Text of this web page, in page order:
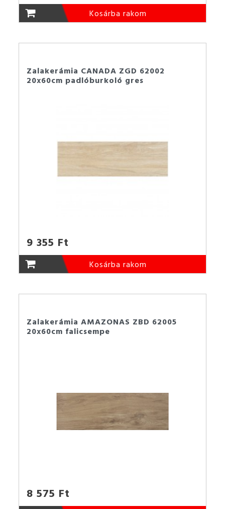
Kosárba rakom
Zalakerámia CANADA ZGD 62002
20x60cm padlóburkoló gres
9 355 Ft
Kosárba rakom
Zalakerámia AMAZONAS ZBD 62005
20x60cm falicsempe
8 575 Ft